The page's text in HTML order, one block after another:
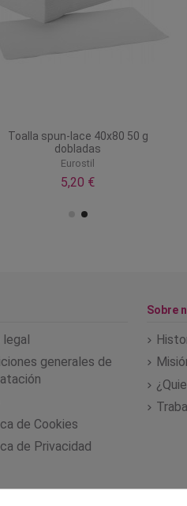
Toalla spun-lace 40x80 50 g
dobladas
Eurostil
5,20 €
legal
generales de
de Cookies
de Privacidad
Sobre